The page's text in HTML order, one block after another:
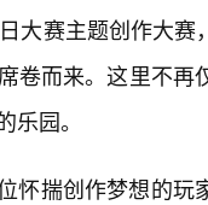
大赛主题创作大
卷而来。这里不
乐园。
怀揣创作梦想的